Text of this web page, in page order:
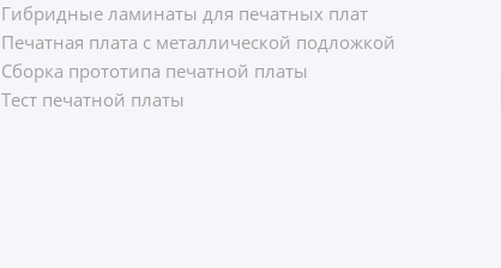
Гибридные ламинаты для печатных плат
Печатная плата с металлической подложкой
Сборка прототипа печатной платы
Тест печатной платы